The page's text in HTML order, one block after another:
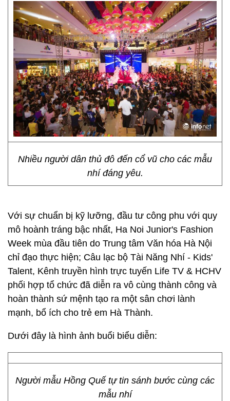
Nhiều người dân thủ đô đến cổ vũ cho các mẫu
nhí đáng yêu.
Với sự chuẩn bị kỹ lưỡng, đầu tư công phu với quy
mô hoành tráng bậc nhất, Ha Noi Junior's Fashion
Week mùa đầu tiên do Trung tâm Văn hóa Hà Nội
chỉ đạo thực hiện; Câu lạc bộ Tài Năng Nhí - Kids'
Talent, Kênh truyền hình trực tuyến Life TV & HCHV
phối hợp tổ chức đã diễn ra vô cùng thành công và
hoàn thành sứ mệnh tạo ra một sân chơi lành
mạnh, bổ ích cho trẻ em Hà Thành.
Dưới đây là hình ảnh buổi biểu diễn:
Người mẫu Hồng Quế tự tin sánh bước cùng các
mẫu nhí